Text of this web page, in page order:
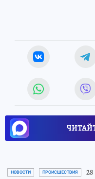
НОВОСТИ ПРОИСШЕСТВИЯ